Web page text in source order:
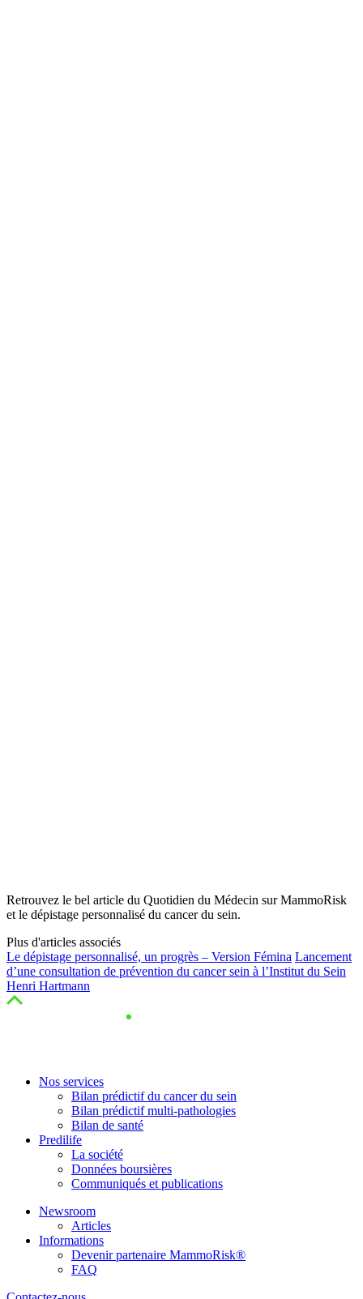
Retrouvez le bel article du Quotidien du Médecin sur MammoRisk
et le dépistage personnalisé du cancer du sein.
Plus d'articles associés
Le dépistage personnalisé, un progrès – Version Fémina Lancement
d’une consultation de prévention du cancer sein à l’Institut du Sein
Henri Hartmann
Nos services
Bilan prédictif du cancer du sein
Bilan prédictif multi-pathologies
Bilan de santé
Predilife
La société
Données boursières
Communiqués et publications
Newsroom
Articles
Informations
Devenir partenaire MammoRisk®
FAQ